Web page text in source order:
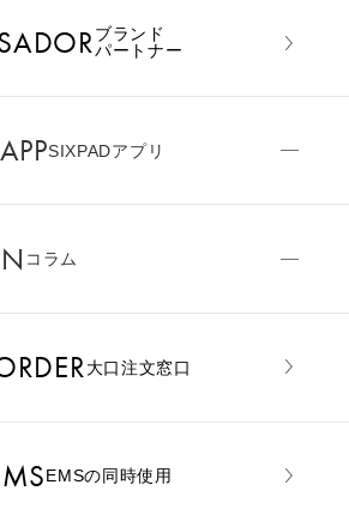
ブランド
パートナー
SIXPADアプリ
コラム
⼤⼝注⽂窓⼝
EMSの同時使用